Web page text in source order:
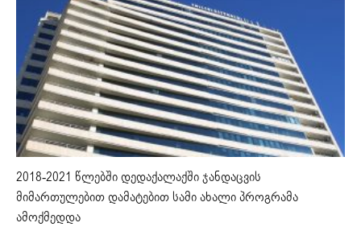
2018-2021 წლებში დედაქალაქში ჯანდაცვის
მიმართულებით დამატებით სამი ახალი პროგრამა
ამოქმედდა